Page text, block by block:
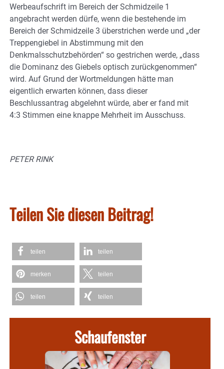
Werbeaufschrift im Bereich der Schmidzeile 1
angebracht werden dürfe, wenn die bestehende im
Bereich der Schmidzeile 3 überstrichen werde und „der
Treppengiebel in Abstimmung mit den
Denkmalsschutzbehörden“ so gestrichen werde, „dass
die Dominanz des Giebels optisch zurückgenommen“
wird. Auf Grund der Wortmeldungen hätte man
eigentlich erwarten können, dass dieser
Beschlussantrag abgelehnt würde, aber er fand mit
4:3 Stimmen eine knappe Mehrheit im Ausschuss.
PETER RINK
Teilen Sie diesen Beitrag!
teilen teilen
merken teilen
teilen teilen
Schaufenster